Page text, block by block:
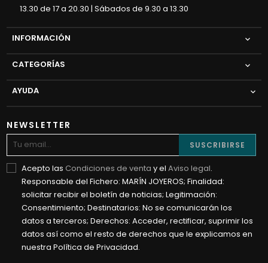
13.30 de 17 a 20.30 | Sábados de 9.30 a 13.30
INFORMACIÓN 
CATEGORÍAS 
AYUDA 
NEWSLETTER
SUSCRIBIRSE
Acepto las Condiciones de venta y el Aviso legal.
Responsable del Fichero: MARÍN JOYEROS; Finalidad:
solicitar recibir el boletín de noticias; Legitimación:
Consentimiento; Destinatarios: No se comunicarán los
datos a terceros; Derechos: Acceder, rectificar, suprimir los
datos así como el resto de derechos que le explicamos en
nuestra Política de Privacidad.